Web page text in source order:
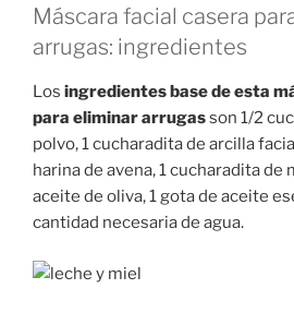
Máscara facial casera
arrugas: ingredientes
Los ingredientes base de esta
para eliminar arrugasson 1/2
polvo, 1 cucharadita de arcilla
harina de avena, 1 cucharadita de
aceite de oliva, 1 gota de aceite
cantidad necesaria de agua.